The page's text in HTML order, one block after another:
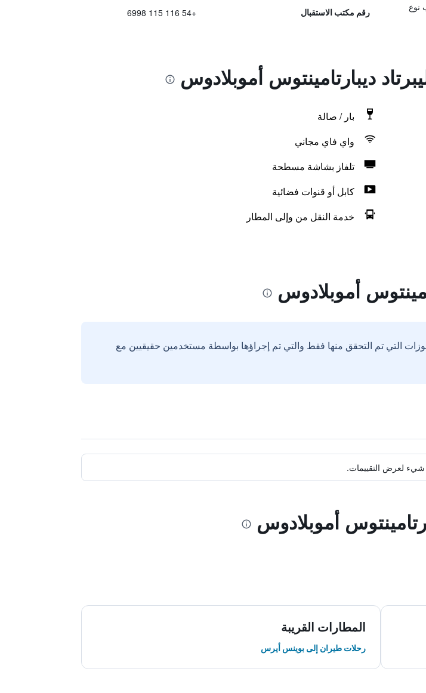
نوع
رقم مكتب الاستقبال +54 116 115 6998
ديبارتامينتوس أموبلادوس
بار / صالة
واي فاي مجاني
تلفاز بشاشة مسطحة
كابل أو قنوات فضائية
خدمة النقل من وإلى المطار
أموبلادوس
التي تم التحقق منها فقط والتي تم إجراؤها بواسطة مستخدمين حقيقيين مع
شيء لعرض التقييمات.
أموبلادوس
المطارات القريبة
رحلات طيران إلى بوينس أيرس